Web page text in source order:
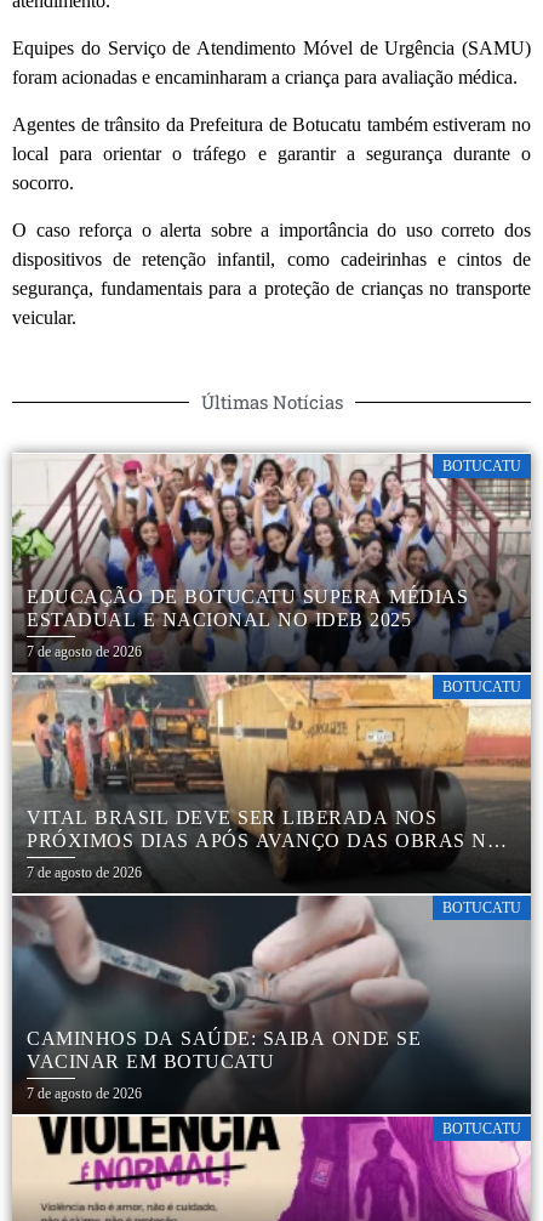
Equipes do Serviço de Atendimento Móvel de Urgência (SAMU)
foram acionadas e encaminharam a criança para avaliação médica.
Agentes de trânsito daPrefeitura de Botucatu também estiveram no
local para orientar o tráfego e garantir a segurança durante o
socorro.
O caso reforça o alerta sobre a importância do uso correto dos
dispositivos de retenção infantil, como cadeirinhas e cintos de
segurança, fundamentais para a proteção de crianças no transporte
veicular.
Últimas Notícias
BOTUCATU
EDUCAÇÃO DE BOTUCATU SUPERA MÉDIAS
ESTADUAL E NACIONAL NO IDEB 2025
7 de agosto de 2026
BOTUCATU
VITAL BRASIL DEVE SER LIBERADA NOS
PRÓXIMOS DIAS APÓS AVANÇO DAS OBRAS NA
REGIÃO DA RODOVIÁRIA
7 de agosto de 2026
BOTUCATU
CAMINHOS DA SAÚDE: SAIBA ONDE SE
VACINAR EM BOTUCATU
7 de agosto de 2026
BOTUCATU